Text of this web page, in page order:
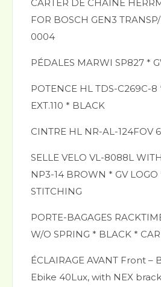
CARTER DE CHAÎNE
FOR BOSCH GEN3
0004
PÉDALES MARWI SP827 *
POTENCE HL TDS-C269C-8
EXT.110 * BLACK
CINTRE HL NR-AL-124FOV
SELLE VELO VL-8088L
NP3-14 BROWN * GV LOGO
STITCHING
PORTE-BAGAGES
W/O SPRING * BLACK *
ÉCLAIRAGE AVANT Front –
Ebike 40Lux, with NEX